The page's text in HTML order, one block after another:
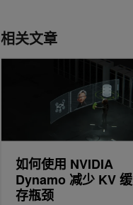
相关文章
如何使用 NVIDIA
Dynamo 减少 KV 缓
存瓶颈